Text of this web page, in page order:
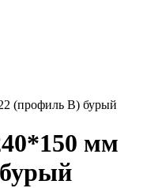
(профиль B) бурый
мм